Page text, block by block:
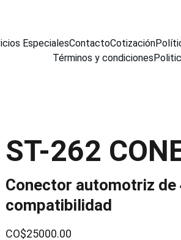
EspecialesContactoCotización
Términos y condiciones
ST-262
Conector automotriz de
compatibilidad
CO$25000.00